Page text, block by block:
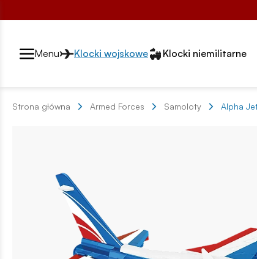
Przełącznik segmentów2
Menu Klocki wojskowe Klocki niemilitarne
Strona główna Armed Forces Samoloty Alpha